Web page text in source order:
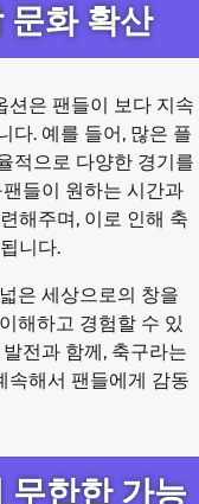
문화 확산
션은 팬들이 보다 지속
다. 예를 들어, 많은 플
적으로 다양한 경기를
들이 원하는 시간과
해주며, 이로 인해 축
니다.
은 세상으로의 창을
해하고 경험할 수 있
전과 함께, 축구라는
속해서 팬들에게 감동
무한한 가능